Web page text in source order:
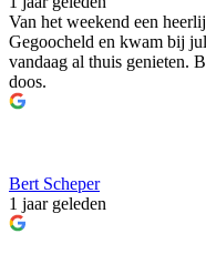
Van het weekend een
Gegoocheld en kwam bij
vandaag al thuis genieten.
doos.
Bert Scheper
1 jaar geleden